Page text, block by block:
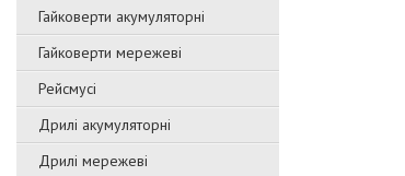
Гайковерти акумуляторні
Гайковерти мережеві
Рейсмусі
Дрилі акумуляторні
Дрилі мережеві